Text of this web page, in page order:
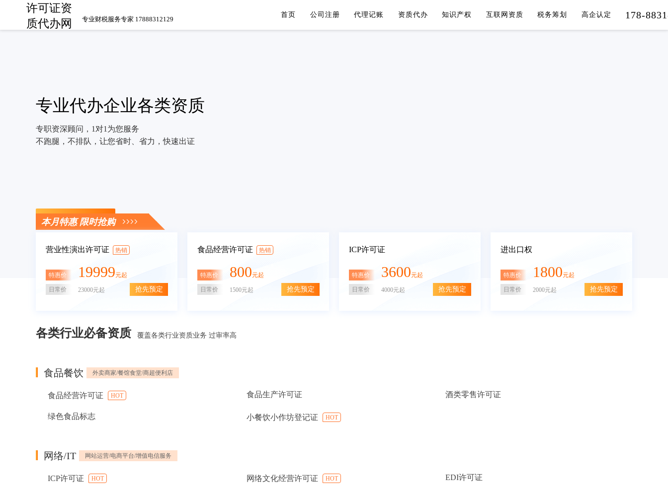
许可证资
质代办网
专业财税服务专家 17888312129
首页 公司注册 代理记账 资质代办 知识产权 互联网资质 税务筹划 高企认定 178-
专业代办企业各类资质
专职资深顾问，1对1为您服务
不跑腿，不排队，让您省时、省力，快速出证
立即咨询
本月特惠 限时抢购
营业性演出许可证 热销
特惠价 19999元起
日常价 23000元起 抢先预定
食品经营许可证 热销
特惠价 800元起
日常价 1500元起 抢先预定
ICP许可证
特惠价 3600元起
日常价 4000元起 抢先预定
进出口权
特惠价 1800元起
日常价 2000元起 抢先预定
各类行业必备资质 覆盖各类行业资质业务 过审率高
食品餐饮 外卖商家/餐馆食堂/商超便利店
食品经营许可证 HOT 食品生产许可证 酒类零售许可证
绿色食品标志 小餐饮小作坊登记证 HOT
网络/IT 网站运营/电商平台/增值电信服务
ICP许可证 HOT 网络文化经营许可证 HOT EDI许可证